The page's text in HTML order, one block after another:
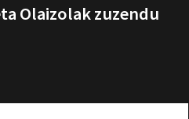
Olaizolak zuzendu